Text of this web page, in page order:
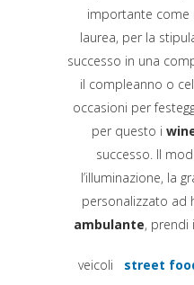
importante come
laurea, per la
successo in una
il compleanno o
occasioni per
per questo i
successo. Il
l’illuminazione, la
personalizzato ad
ambulante, prendi
veicoli street
(si